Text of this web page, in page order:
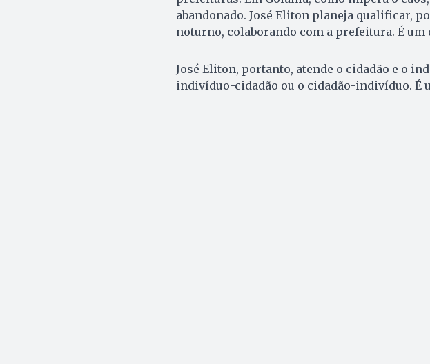
abandonado. José Eliton planeja qualificar,
noturno, colaborando com a prefeitura. É
José Eliton, portanto, atende o cidadão e o
indivíduo-cidadão ou o cidadão-indivíduo. É